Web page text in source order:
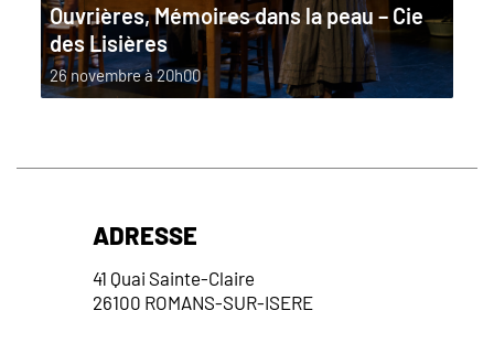
Ouvrières, Mémoires dans la peau – Cie
des Lisières
26 novembre à 20h00
ADRESSE
41 Quai Sainte-Claire
26100 ROMANS-SUR-ISERE